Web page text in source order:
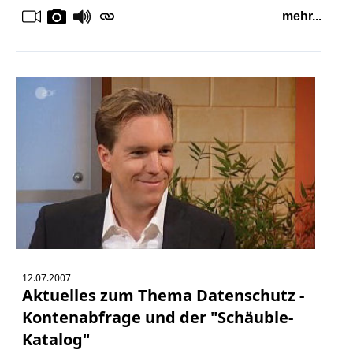
mehr...
12.07.2007
Aktuelles zum Thema Datenschutz -
Kontenabfrage und der "Schäuble-
Katalog"